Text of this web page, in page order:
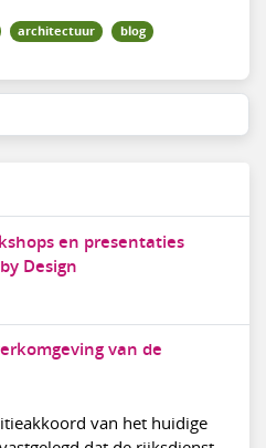
architectuur blog
en presentaties
Design
van de
van het huidige